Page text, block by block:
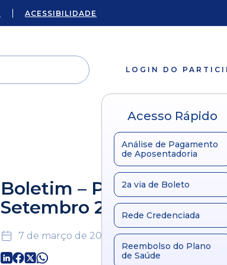
ACESSIBILIDADE
LOGIN DO
Acesso Rápido
Análise de Pagamento
de Aposentadoria
2a via de Boleto
Rede Credenciada
Reembolso do Plano
de Saúde
Boletim – Plano Família –
Setembro 2022
7 de março de 2024